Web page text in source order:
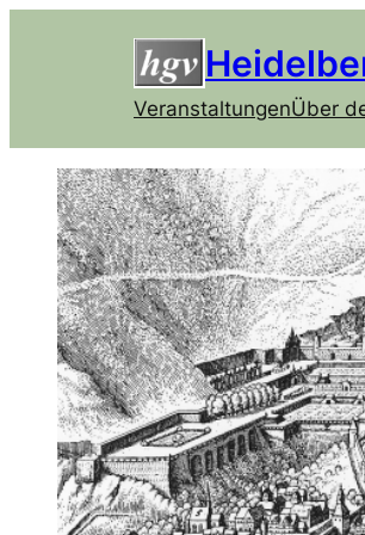
VeranstaltungenÜber